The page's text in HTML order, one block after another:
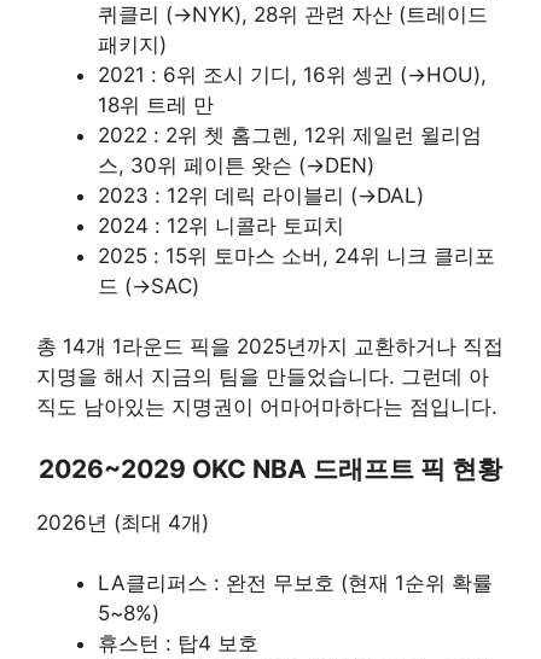
퀴클리 (→NYK), 28위 관련 자산 (트레이드
패키지)
2021 : 6위 조시 기디, 16위 셍귄 (→HOU),
18위 트레 만
2022 : 2위 쳇 홈그렌, 12위 제일런 윌리엄
스, 30위 페이튼 왓슨 (→DEN)
2023 : 12위 데릭 라이블리 (→DAL)
2024 : 12위 니콜라 토피치
2025 : 15위 토마스 소버, 24위 니크 클리포
드 (→SAC)
총 14개 1라운드 픽을 2025년까지 교환하거나 직접
지명을 해서 지금의 팀을 만들었습니다. 그런데 아
직도 남아있는 지명권이 어마어마하다는 점입니다.
2026~2029 OKC NBA 드래프트 픽 현황
2026년 (최대 4개)
LA클리퍼스 : 완전 무보호 (현재 1순위 확률
5~8%)
휴스턴 : 탑4 보호